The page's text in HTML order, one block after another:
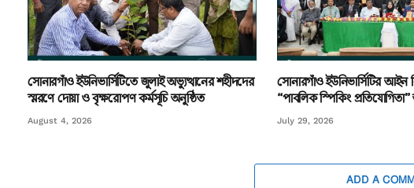
সোনারগাঁও ইউনিভার্সিটিতে জুলাই অভ্যুত্থানের শহীদদের
স্মরণে দোয়া ও বৃক্ষরোপণ কর্মসূচি অনুষ্ঠিত
August 4, 2026
সোনারগাঁও ইউনিভার্সিটির আইন
“পাবলিক স্পিকিং
July 29, 2026
ADD A